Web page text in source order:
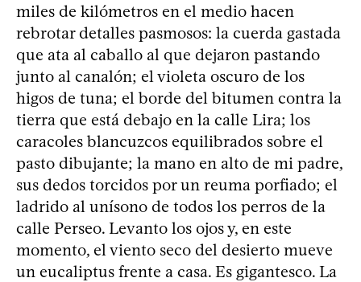
miles de kilómetros en el medio hacen
rebrotar detalles pasmosos: la cuerda gastada
que ata al caballo al que dejaron pastando
junto al canalón; el violeta oscuro de los
higos de tuna; el borde del bitumen contra la
tierra que está debajo en la calle Lira; los
caracoles blancuzcos equilibrados sobre el
pasto dibujante; la mano en alto de mi padre,
sus dedos torcidos por un reuma porfiado; el
ladrido al unísono de todos los perros de la
calle Perseo. Levanto los ojos y, en este
momento, el viento seco del desierto mueve
un eucaliptus frente a casa. Es gigantesco. La